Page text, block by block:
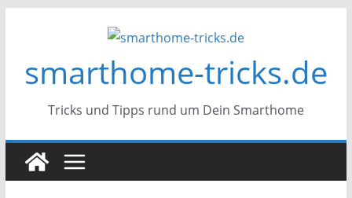
smarthome-tricks.de
Tricks und Tipps rund um Dein Smarthome